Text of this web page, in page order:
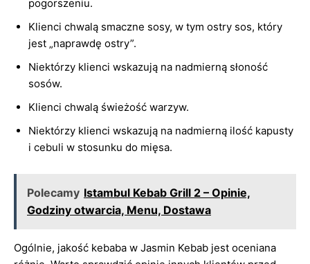
pogorszeniu.
Klienci chwalą smaczne sosy, w tym ostry sos, który
jest „naprawdę ostry”.
Niektórzy klienci wskazują na nadmierną słoność
sosów.
Klienci chwalą świeżość warzyw.
Niektórzy klienci wskazują na nadmierną ilość kapusty
i cebuli w stosunku do mięsa.
Polecamy Istambul Kebab Grill 2 – Opinie,
Godziny otwarcia, Menu, Dostawa
Ogólnie, jakość kebaba w Jasmin Kebab jest oceniana